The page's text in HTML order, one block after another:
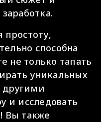
способна
не только тапать
уникальных
другими
и исследовать
Вы также